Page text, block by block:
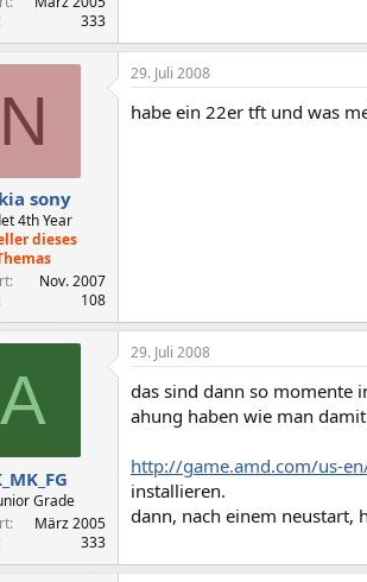
333
N
sony
4th Year
dieses
Nov. 2007
108
29. Juli 2008
habe ein 22er tft und was
A
Grade
März 2005
333
29. Juli 2008
das sind dann so momente
ahung haben wie man
http://game.amd.com/us-
installieren.
dann, nach einem neustart,